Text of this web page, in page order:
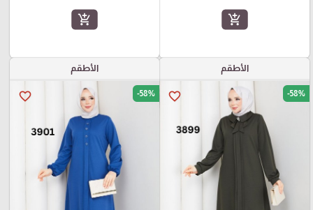
add_shopping_cart
add_shopping_cart
الأطقم
favorite_border -58%
الأطقم
favorite_border -58%